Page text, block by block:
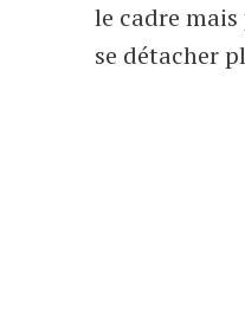
le cadre
se détacher